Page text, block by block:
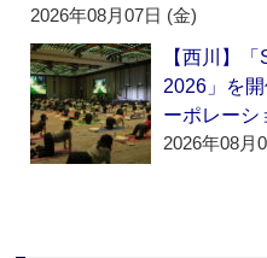
2026年08月07日 (金)
【西川】
2026」を
ーポレー
2026年08月